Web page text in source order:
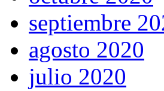
septiembre
agosto 2020
julio 2020